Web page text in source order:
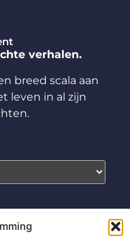
verhalen.
breed scala aan
leven in al zijn